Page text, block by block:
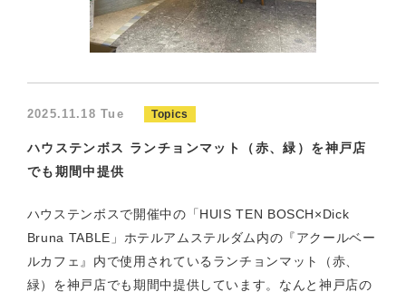
2025.11.18 Tue Topics
ハウステンボス ランチョンマット（赤、緑）を神戸店
でも期間中提供
ハウステンボスで開催中の「HUIS TEN BOSCH×Dick
Bruna TABLE」ホテルアムステルダム内の『アクールベー
ルカフェ』内で使用されているランチョンマット（赤、
緑）を神戸店でも期間中提供しています。なんと神戸店の